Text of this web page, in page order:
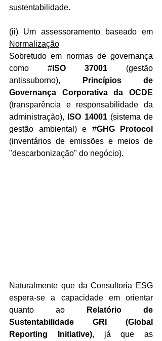
sustentabilidade.
Normalização
Sobretudo em normas de governança
como # ISO 37001 (gestão
antissuborno),
Princípios de
Governança Corporativa da OCDE
(transparência e responsabilidade da
administração),
ISO 14001 (sistema de
gestão ambiental) e #
(inventários de emissões e meios de
"descarbonização" do negócio).
Naturalmente que da Consultoria ESG
espera-se a capacidade em orientar
quanto ao
Relatório de
Sustentabilidade GRI (Global
Reporting Initiative), já que as